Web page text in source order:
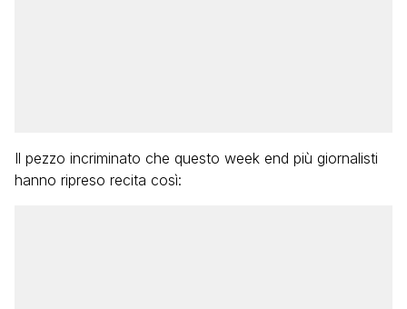
Il pezzo incriminato che questo week end più giornalisti
hanno ripreso recita così: